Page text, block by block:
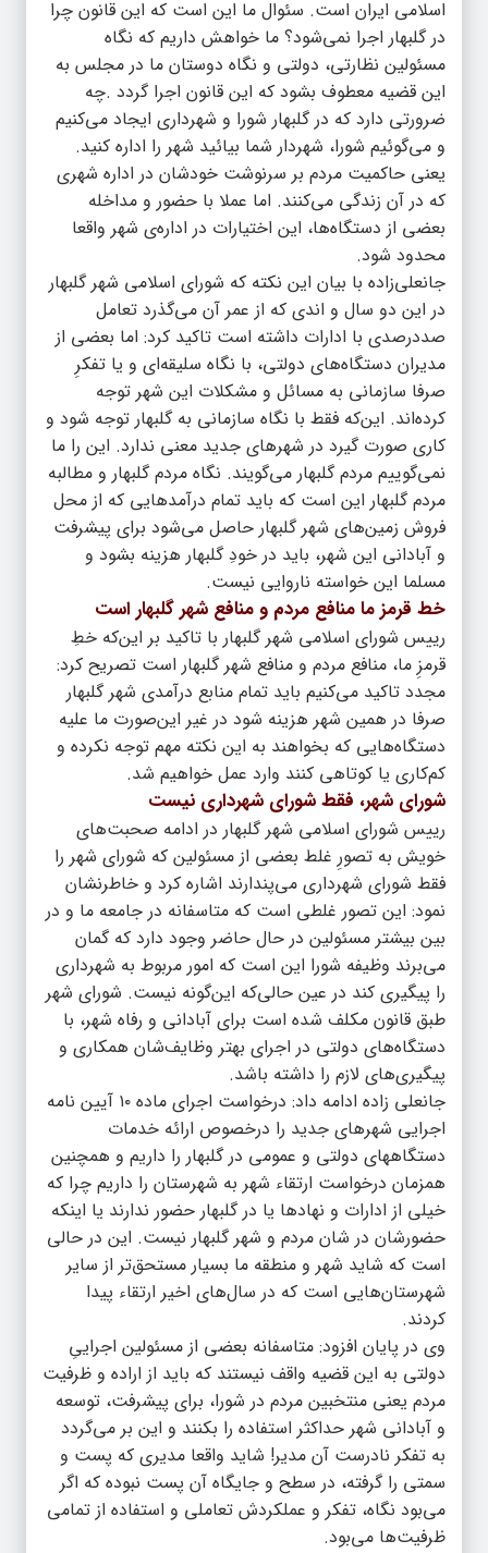
اسلامی ایران است. سئوال ما این است که این قانون چرا
در گلبهار اجرا نمی‌شود؟ ما خواهش داریم که نگاه
مسئولین نظارتی، دولتی و نگاه دوستان ما در مجلس به
این قضیه معطوف بشود که این قانون اجرا گردد .چه
ضرورتی دارد که در گلبهار شورا و شهرداری ایجاد می‌کنیم
و می‌گوئیم شورا، شهردار شما بیائید شهر را اداره کنید.
یعنی حاکمیت مردم بر سرنوشت خودشان در اداره شهری
که در آن زندگی می‌کنند. اما عملا با حضور و مداخله
بعضی از دستگاه‌ها، این اختیارات در اداره‌ی شهر واقعا
محدود شود.
جانعلی‌زاده با بیان این نکته که شورای اسلامی شهر گلبهار
در این دو سال و اندی که از عمر آن می‌گذرد تعامل
صددرصدی با ادارات داشته است تاکید کرد: اما بعضی از
مدیران دستگاه‌های دولتی، با نگاه سلیقه‌ای و یا تفکرِ
صرفا سازمانی به مسائل و مشکلات این شهر توجه
کرده‌اند. این‌که فقط با نگاه سازمانی به گلبهار توجه شود و
کاری صورت گیرد در شهرهای جدید معنی ندارد. این را ما
نمی‌گوییم مردم گلبهار می‌گویند. نگاه مردم گلبهار و مطالبه
مردم گلبهار این است که باید تمام درآمدهایی که از محل
فروش زمین‌های شهر گلبهار حاصل می‌شود برای پیشرفت
و آبادانی این شهر، باید در خودِ گلبهار هزینه بشود و
مسلما این خواسته ناروایی نیست.
خط قرمز ما منافع مردم و منافع شهر گلبهار است
رییس شورای اسلامی شهر گلبهار با تاکید بر این‌که خطِ
قرمزِ ما، منافع مردم و منافع شهر گلبهار است تصریح کرد:
مجدد تاکید می‌کنیم باید تمام منابع درآمدی شهر گلبهار
صرفا در همین شهر هزینه شود در غیر این‌صورت ما علیه
دستگاه‌هایی که بخواهند به این نکته مهم توجه نکرده و
کم‌کاری یا کوتاهی کنند وارد عمل خواهیم شد.
شورای شهر، فقط شورای شهرداری نیست
رییس شورای اسلامی شهر گلبهار در ادامه صحبت‌های
خویش به تصورِ غلط بعضی از مسئولین که شورای شهر را
فقط شورای شهرداری می‌پندارند اشاره کرد و خاطرنشان
نمود: این تصور غلطی است که متاسفانه در جامعه ما و در
بین بیشتر مسئولین در حال حاضر وجود دارد که گمان
می‌برند وظیفه شورا این است که امور مربوط به شهرداری
را پیگیری کند در عین حالی‌که این‌گونه نیست. شورای شهر
طبق قانون مکلف شده است برای آبادانی و رفاه شهر، با
دستگاه‌های دولتی در اجرای بهتر وظایف‌شان همکاری و
پیگیری‌های لازم را داشته باشد.
جانعلی زاده ادامه داد: درخواست اجرای ماده ۱۰ آیین نامه
اجرایی شهرهای جدید را درخصوص ارائه خدمات
دستگاههای دولتی و عمومی در گلبهار را داریم و همچنین
همزمان درخواست ارتقاء شهر به شهرستان را داریم چرا که
خیلی از ادارات و نهادها یا در گلبهار حضور ندارند یا اینکه
حضورشان در شان مردم و شهر گلبهار نیست. این در حالی
است که شاید شهر و منطقه ما بسیار مستحق‌تر از سایر
شهرستان‌هایی است که در سال‌های اخیر ارتقاء پیدا
کردند.
وی در پایان افزود: متاسفانه بعضی از مسئولین اجراییِ
دولتی به این قضیه واقف نیستند که باید از اراده و ظرفیت
مردم یعنی منتخبین مردم در شورا، برای پیشرفت، توسعه
و آبادانی شهر حداکثر استفاده را بکنند و این بر می‌گردد
به تفکر نادرست آن مدیر! شاید واقعا مدیری که پست و
سمتی را گرفته، در سطح و جایگاه آن پست نبوده که اگر
می‌بود نگاه، تفکر و عملکردش تعاملی و استفاده از تمامی
ظرفیت‌ها می‌بود.